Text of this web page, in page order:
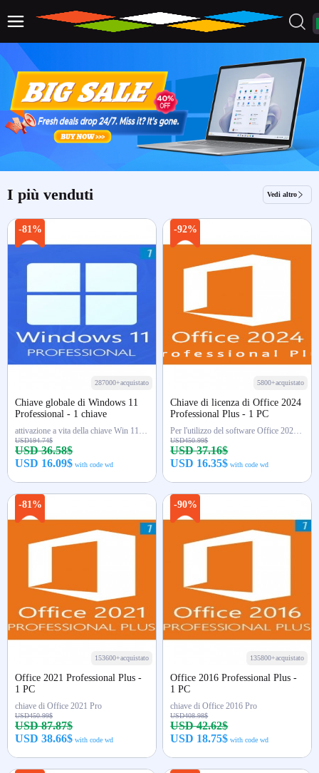
I più venduti Vedi altro
-81%
287000+acquistato
Chiave globale di Windows 11
Professional - 1 chiave
attivazione a vita della chiave Win 11 Pro
USD194.74$
USD 36.58$
USD 16.09$ with code wd
-92%
5800+acquistato
Chiave di licenza di Office 2024
Professional Plus - 1 PC
Per l'utilizzo del software Office 2024 Pro Plus (Word, Excel...), LTSC
USD450.99$
USD 37.16$
USD 16.35$ with code wd
-81%
153600+acquistato
Office 2021 Professional Plus -
1 PC
chiave di Office 2021 Pro
USD450.99$
USD 87.87$
USD 38.66$ with code wd
-90%
135800+acquistato
Office 2016 Professional Plus -
1 PC
chiave di Office 2016 Pro
USD408.98$
USD 42.62$
USD 18.75$ with code wd